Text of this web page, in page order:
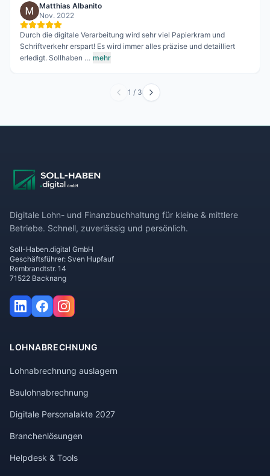
Matthias Albanito
Nov. 2022
Durch die digitale Verarbeitung wird sehr viel Papierkram und
Schriftverkehr erspart! Es wird immer alles präzise und detailliert
erledigt. Sollhaben … mehr
1 / 3
Digitale Lohn- und Finanzbuchhaltung für kleine & mittlere
Betriebe. Schnell, zuverlässig und persönlich.
Soll-Haben.digital GmbH
Geschäftsführer: Sven Hupfauf
Rembrandtstr. 14
71522 Backnang
LOHNABRECHNUNG
Lohnabrechnung auslagern
Baulohnabrechnung
Digitale Personalakte 2027
Branchenlösungen
Helpdesk & Tools